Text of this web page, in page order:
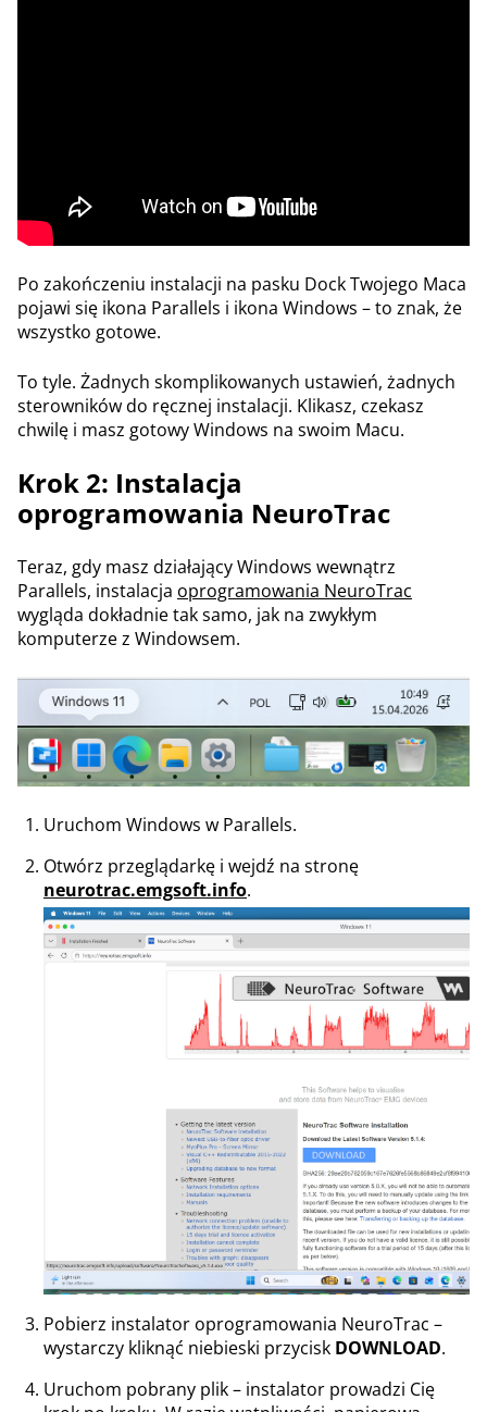
Po zakończeniu instalacji na pasku Dock Twojego Maca
pojawi się ikona Parallels i ikona Windows – to znak, że
wszystko gotowe.
To tyle. Żadnych skomplikowanych ustawień, żadnych
sterowników do ręcznej instalacji. Klikasz, czekasz
chwilę i masz gotowy Windows na swoim Macu.
Krok 2: Instalacja
oprogramowania NeuroTrac
Teraz, gdy masz działający Windows wewnątrz
Parallels, instalacja oprogramowania NeuroTrac
wygląda dokładnie tak samo, jak na zwykłym
komputerze z Windowsem.
Uruchom Windows w Parallels.
Otwórz przeglądarkę i wejdź na stronę
neurotrac.emgsoft.info.
Pobierz instalator oprogramowania NeuroTrac –
wystarczy kliknąć niebieski przycisk DOWNLOAD.
Uruchom pobrany plik – instalator prowadzi Cię